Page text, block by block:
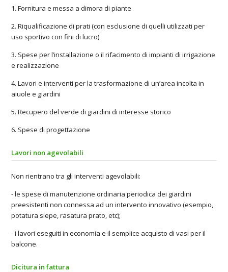
1. Fornitura e messa a dimora di piante
2. Riqualificazione di prati (con esclusione di quelli utilizzati per
uso sportivo con fini di lucro)
3. Spese per l’installazione o il rifacimento di impianti di irrigazione
e realizzazione
4. Lavori e interventi per la trasformazione di un’area incolta in
aiuole e giardini
5. Recupero del verde di giardini di interesse storico
6. Spese di progettazione
Lavori non agevolabili
Non rientrano tra gli interventi agevolabili:
- le spese di manutenzione ordinaria periodica dei giardini
preesistenti non connessa ad un intervento innovativo (esempio,
potatura siepe, rasatura prato, etc);
- i lavori eseguiti in economia e il semplice acquisto di vasi per il
balcone.
Dicitura in fattura